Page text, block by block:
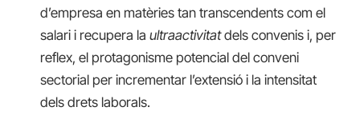
d’empresa en matèries tan transcendents com el
salari i recupera la ultraactivitatdels convenis i, per
reflex, el protagonisme potencial del conveni
sectorial per incrementar l’extensió i la intensitat
dels drets laborals.